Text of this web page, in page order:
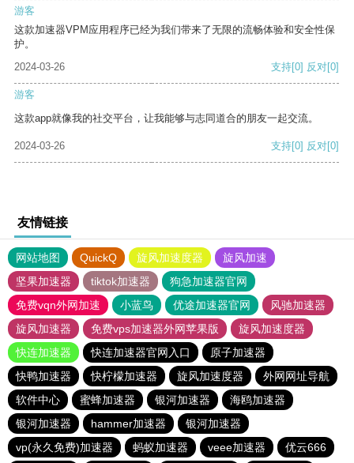
游客
这款加速器VPM应用程序已经为我们带来了无限的流畅体验和安全性保
护。
2024-03-26
支持[0] 反对[0]
游客
这款app就像我的社交平台，让我能够与志同道合的朋友一起交流。
2024-03-26 支持[0] 反对[0]
友情链接
网站地图 QuickQ 旋风加速度器
旋风加速
坚果加速器
tiktok加速器
狗急加速器官网
免费vqn外网加速
小蓝鸟 优途加速器官网
风驰加速器
旋风加速器
免费vps加速器外网苹果版
旋风加速度器
快连加速器
快连加速器官网入口
原子加速器
快鸭加速器
快柠檬加速器 旋风加速度器
外网网址导航
软件中心
蜜蜂加速器 银河加速器
海鸥加速器
银河加速器
hammer加速器
银河加速器
vp(永久免费)加速器
蚂蚁加速器 veee加速器 优云666